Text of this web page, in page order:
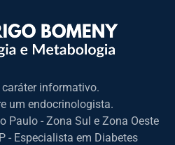
caráter informativo.
um endocrinologista.
Paulo - Zona Sul e Zona Oeste
- Especialista em Diabetes